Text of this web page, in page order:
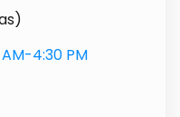
4:30 PM